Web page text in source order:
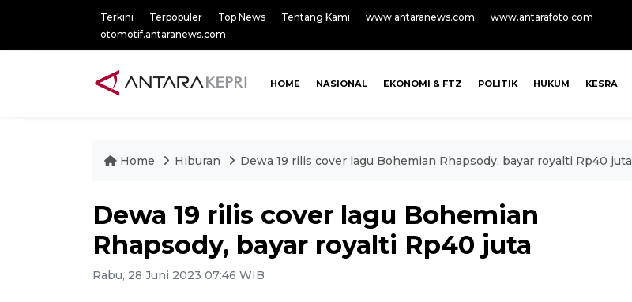
Terkini Terpopuler Top News Tentang Kami www.antaranews.com
www.antarafoto.com
otomotif.antaranews.com
HOME NASIONAL EKONOMI & FTZ POLITIK HUKUM KESRA
Home Hiburan Dewa 19 rilis cover lagu Bohemian Rhapsody, bayar royalti Rp40 juta
Dewa 19 rilis cover lagu Bohemian
Rhapsody, bayar royalti Rp40 juta
Rabu, 28 Juni 2023 07:46 WIB